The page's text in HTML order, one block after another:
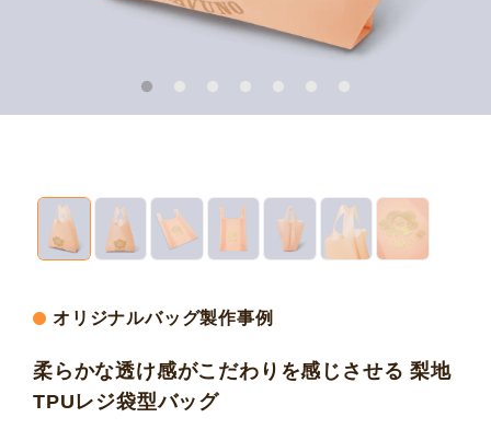
オリジナルバッグ製作事例
柔らかな透け感がこだわりを感じさせる 梨地
TPUレジ袋型バッグ